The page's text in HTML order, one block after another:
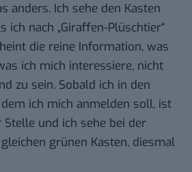
anders. Ich sehe den Kasten
ich nach „Giraffen-Plüschtier“
die reine Information, was
ich mich interessiere, nicht
zu sein. Sobald ich in den
ich mich anmelden soll, ist
Stelle und ich sehe bei der
grünen Kasten, diesmal